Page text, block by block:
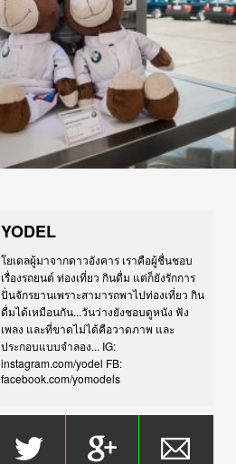
YODEL
โยเดลผู้มาจากดาวอังคาร เราคือผู้ชื่นชอบ
เรื่องรถยนต์ ท่องเที่ยว กินดื่ม แต่ก็ยังรักการ
ปั่นจักรยานเพราะสามารถพาไปท่องเที่ยว กิน
ดื่มได้เหมือนกัน...วันว่างยังชอบดูหนัง ฟัง
เพลง และที่ขาดไม่ได้คือวาดภาพ และ
ประกอบแบบจำลอง... IG:
instagram.com/yodel FB:
facebook.com/yomodels